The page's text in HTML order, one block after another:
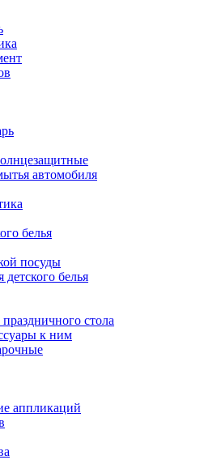
автомобиля
белья
посуды
белья
стола
к ним
аппликаций